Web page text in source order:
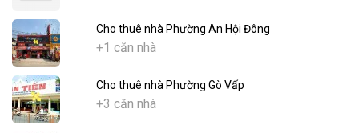
Cho thuê nhà Phường An Hội Đông
+1 căn nhà
Cho thuê nhà Phường Gò Vấp
+3 căn nhà